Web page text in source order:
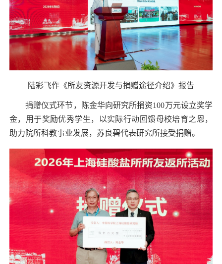
陆彩飞作《所友资源开发与捐赠途径介绍》报告
捐赠仪式环节，陈金华向研究所捐资100万元设立奖学
金，用于奖励优秀学生，以实际行动回馈母校培育之恩，
助力院所科教事业发展，苏良碧代表研究所接受捐赠。